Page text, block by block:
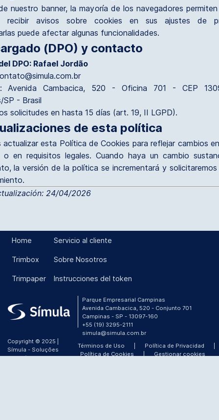
nuestro banner, la mayoría de los navegadores permiten
recibir avisos sobre cookies en sus ajustes de
puede afectar algunas funcionalidades.
(DPO) y contacto
DPO: Rafael Jordão
Avenida Cambacica, 520 - Oficina 701 - CEP
SP - Brasil
solicitudes en hasta 15 días (art. 19, II LGPD).
de esta política
actualizar esta Política de Cookies para reflejar cambios
o en requisitos legales. Cuando haya un cambio
la versión de la política se incrementará y solicitaremos
24/04/2026
Parque Empresarial Campinas
Avenida Cambacica, 520 - Conjunto 701
Campinas - SP - 13097-160
+55 (19) 3295-2111
simula@simula.com.br
Home
Trimbox
Trimpaper
Servicio al cliente
Sobre Nosotros
Instrucciones del token
Copyright © 2025 |
Símula - Soluções
ótimas
Términos de Uso Política de Privacidad
Política de Cookies
Gestionar cookies